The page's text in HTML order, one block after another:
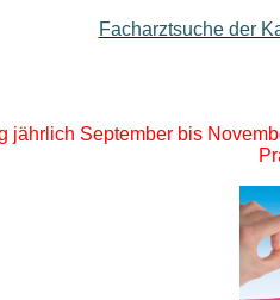
Facharztsuche der
jährlich September bis